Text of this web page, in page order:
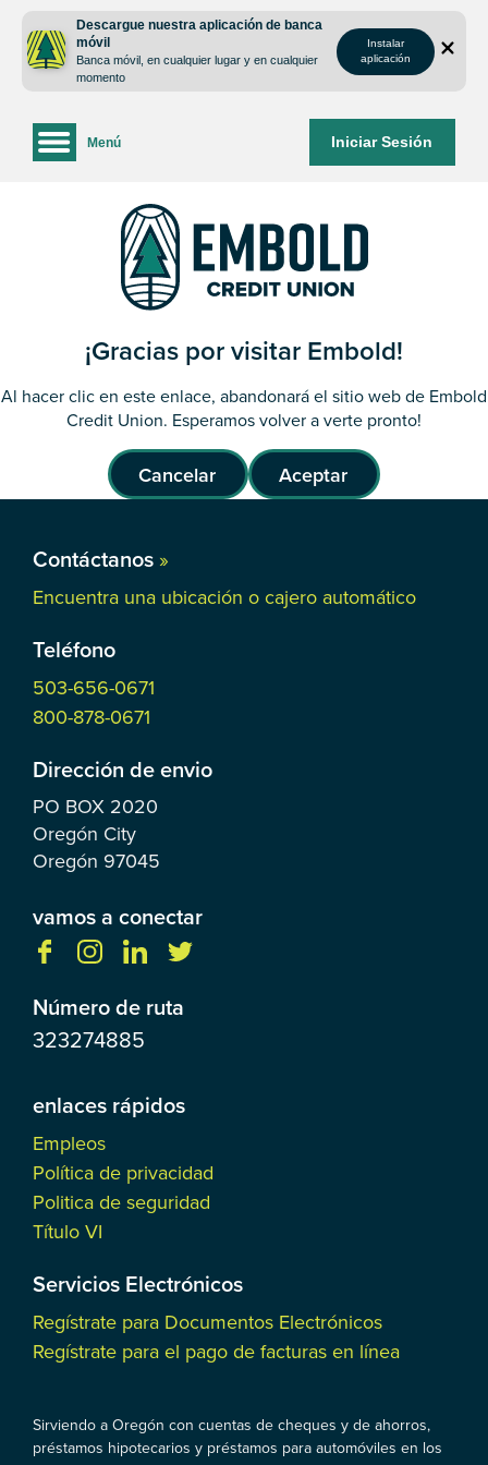
contenido
inicio
Descargue nuestra aplicación de banca
móvil
Banca móvil, en cualquier lugar y en cualquier
momento
Instalar
aplicación
Iniciar Sesión
Menú
¡Gracias por visitar Embold!
Al hacer clic en este enlace, abandonará el sitio web de Embold
Credit Union. Esperamos volver a verte pronto!
Cancelar Aceptar
Contáctanos »
Encuentra una ubicación o cajero automático
Teléfono
503-656-0671
800-878-0671
Dirección de envio
PO BOX 2020
Oregón City
Oregón 97045
vamos a conectar
Número de ruta
323274885
enlaces rápidos
Empleos
Política de privacidad
Politica de seguridad
Título VI
Servicios Electrónicos
Regístrate para Documentos Electrónicos
Regístrate para el pago de facturas en línea
Sirviendo a Oregón con cuentas de cheques y de ahorros,
préstamos hipotecarios y préstamos para automóviles en los